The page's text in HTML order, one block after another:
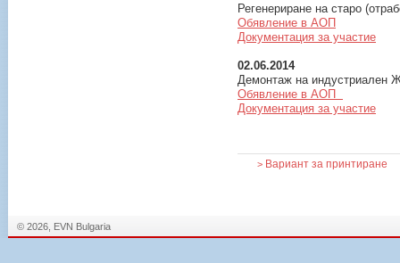
Регенериране на старо
Обявление в АОП
Документация за участие
02.06.2014
Демонтаж на индустриален
Обявление в АОП
Документация за участие
> Вариант за принтиране
© 2026, EVN Bulgaria